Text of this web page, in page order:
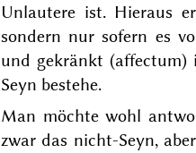
Unlautere ist. Hieraus
sondern nur sofern es
und gekränkt (affectum)
Seyn bestehe.
Man möchte wohl
zwar das nicht-Seyn,